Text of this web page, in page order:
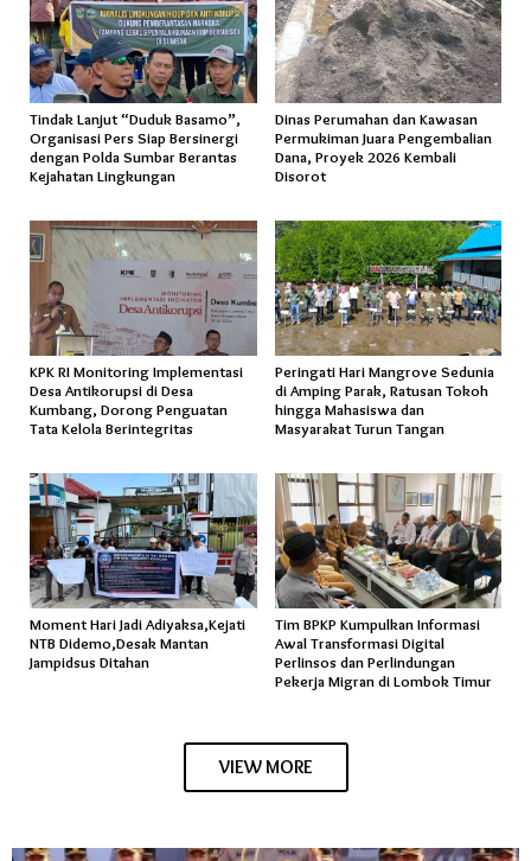
Tindak Lanjut “Duduk Basamo”,
Organisasi Pers Siap Bersinergi
dengan Polda Sumbar Berantas
Kejahatan Lingkungan
Dinas Perumahan dan Kawasan
Permukiman Juara Pengembalian
Dana, Proyek 2026 Kembali
Disorot
KPK RI Monitoring Implementasi
Desa Antikorupsi di Desa
Kumbang, Dorong Penguatan
Tata Kelola Berintegritas
Peringati Hari Mangrove Sedunia
di Amping Parak, Ratusan Tokoh
hingga Mahasiswa dan
Masyarakat Turun Tangan
Moment Hari Jadi Adiyaksa,Kejati
NTB Didemo,Desak Mantan
Jampidsus Ditahan
Tim BPKP Kumpulkan Informasi
Awal Transformasi Digital
Perlinsos dan Perlindungan
Pekerja Migran di Lombok Timur
VIEW MORE